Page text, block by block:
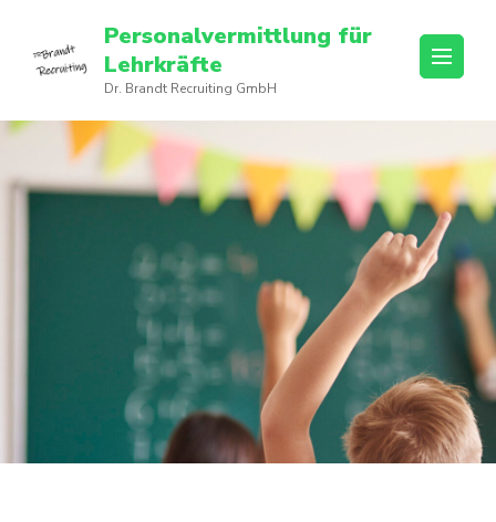
Personalvermittlung für
Lehrkräfte
Dr. Brandt Recruiting GmbH